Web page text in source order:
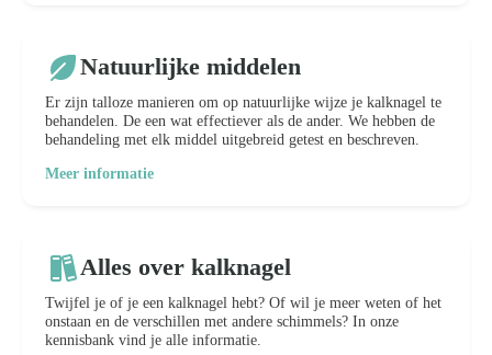
Natuurlijke middelen
Er zijn talloze manieren om op natuurlijke wijze je kalknagel te
behandelen. De een wat effectiever als de ander. We hebben de
behandeling met elk middel uitgebreid getest en beschreven.
Meer informatie
Alles over kalknagel
Twijfel je of je een kalknagel hebt? Of wil je meer weten of het
onstaan en de verschillen met andere schimmels? In onze
kennisbank vind je alle informatie.